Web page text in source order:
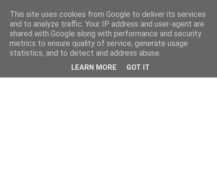
This site uses cookies from Google to deliver its services
and to analyze traffic. Your IP address and user-agent are
shared with Google along with performance and security
metrics to ensure quality of service, generate usage
statistics, and to detect and address abuse.
LEARN MORE GOT IT